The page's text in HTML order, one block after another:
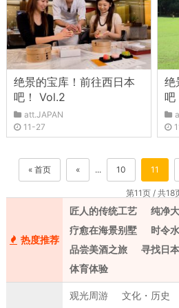
绝景的宝库！前往西日本
吧！ Vol.2
att.JAPAN
11-27
绝
吧
第11页 / 共18
« 首页 « ... 10 11
热度推荐
匠人的传统工艺
纯净
疗愈在海景别墅
时令
品尝美酒之旅
寻找日
体育体验
观光周游 文化・历史